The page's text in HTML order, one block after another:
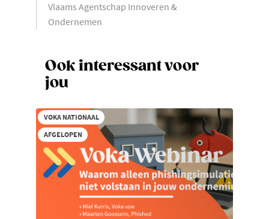
Vlaams Agentschap Innoveren &
Ondernemen
Ook interessant voor
jou
VOKA NATIONAAL
AFGELOPEN